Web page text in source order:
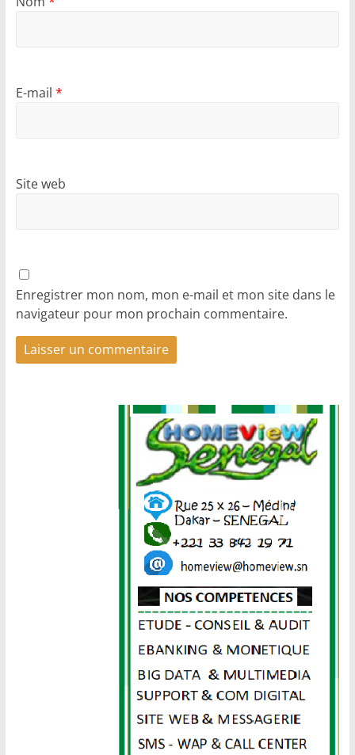
E-mail *
Site web
Enregistrer mon nom, mon e-mail et mon site dans le
navigateur pour mon prochain commentaire.